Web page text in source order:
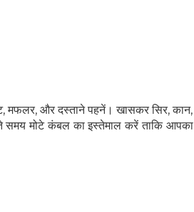
मफलर, और दस्ताने पहनें। खासकर सिर, कान,
मोटे कंबल का इस्तेमाल करें ताकि आपका